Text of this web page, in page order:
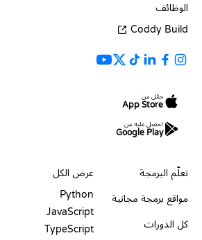
الوظائف
Coddy Build
حمّل من
App Store
احصل عليه من
Google Play
تعلّم البرمجة
مواقع برمجة مجانية
كل الدورات
عرض الكل
Python
JavaScript
TypeScript